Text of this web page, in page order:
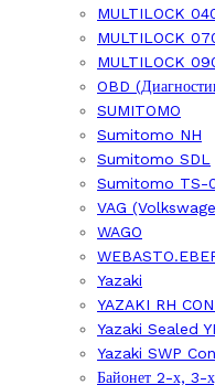
MULTILOCK
MULTILOCK
MULTILOCK
OBD
SUMITOMO
Sumitomo NH
Sumitomo SDL
Sumitomo TS-
VAG
WAGO
Yazaki
YAZAKI RH
Yazaki Sealed
Yazaki SWP
Байонет 2-х, 3-